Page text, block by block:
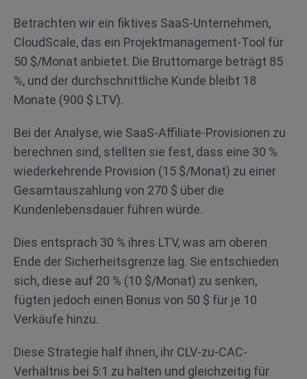
Betrachten wir ein fiktives SaaS-Unternehmen,
CloudScale, das ein Projektmanagement-Tool für
50 $/Monat anbietet. Die Bruttomarge beträgt 85
%, und der durchschnittliche Kunde bleibt 18
Monate (900 $ LTV).
Bei der Analyse, wie SaaS-Affiliate-Provisionen zu
berechnen sind, stellten sie fest, dass eine 30 %
wiederkehrende Provision (15 $/Monat) zu einer
Gesamtauszahlung von 270 $ über die
Kundenlebensdauer führen würde.
Dies entsprach 30 % ihres LTV, was am oberen
Ende der Sicherheitsgrenze lag. Sie entschieden
sich, diese auf 20 % (10 $/Monat) zu senken,
fügten jedoch einen Bonus von 50 $ für je 10
Verkäufe hinzu.
Diese Strategie half ihnen, ihr CLV-zu-CAC-
Verhältnis bei 5:1 zu halten und gleichzeitig für